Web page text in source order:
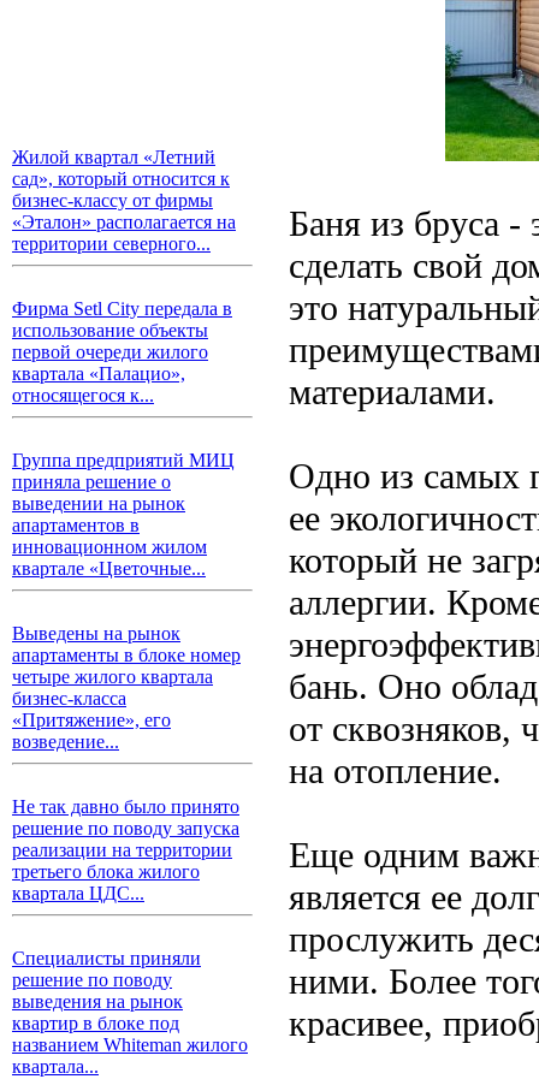
Жилой квартал «Летний
сад», который относится к
бизнес-классу от фирмы
«Эталон» располагается на
территории северного...
Фирма Setl City передала в
использование объекты
первой очереди жилого
квартала «Палацио»,
относящегося к...
Группа предприятий МИЦ
приняла решение о
выведении на рынок
апартаментов в
инновационном жилом
квартале «Цветочные...
Выведены на рынок
апартаменты в блоке номер
четыре жилого квартала
бизнес-класса
«Притяжение», его
возведение...
Не так давно было принято
решение по поводу запуска
реализации на территории
третьего блока жилого
квартала ЦДС...
Специалисты приняли
решение по поводу
выведения на рынок
квартир в блоке под
названием Whiteman жилого
квартала...
Баня из бруса -
сделать свой
это
материалами.
Одно из самых
ее
который не
аллергии.
бань. Оно
от сквозняков,
на отопление.
Еще одним
является ее
прослужить
ними. Более
красивее,